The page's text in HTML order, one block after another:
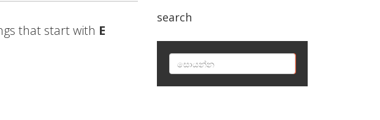
that start with E
search